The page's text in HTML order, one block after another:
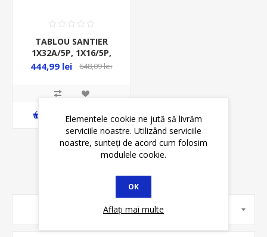
TABLOU SANTIER
1X32A/5P, 1X16/5P,
2X250V, IP54,
444,99 lei 648,09 lei
ADAUGĂ ȊN COŞ
PRODUCĂTORI
Elementele cookie ne jută să livrăm
serviciile noastre. Utilizând serviciile
noastre, sunteți de acord cum folosim
modulele cookie.
OK
Aflați mai multe